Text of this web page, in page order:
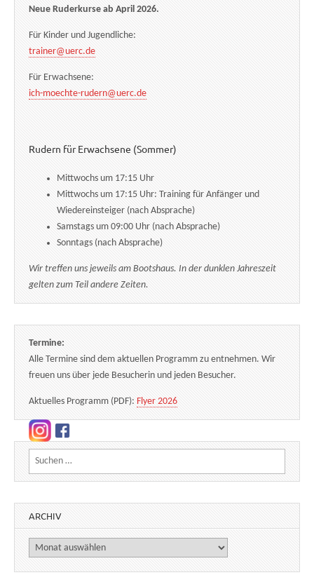
Neue Ruderkurse ab April 2026.
Für Kinder und Jugendliche:
trainer@uerc.de
Für Erwachsene:
ich-moechte-rudern@uerc.de
Rudern für Erwachsene (Sommer)
Mittwochs um 17:15 Uhr
Mittwochs um 17:15 Uhr: Training für Anfänger und
Wiedereinsteiger (nach Absprache)
Samstags um 09:00 Uhr (nach Absprache)
Sonntags (nach Absprache)
Wir treffen uns jeweils am Bootshaus. In der dunklen Jahreszeit
gelten zum Teil andere Zeiten.
Termine:
Alle Termine sind dem aktuellen Programm zu entnehmen. Wir
freuen uns über jede Besucherin und jeden Besucher.
Aktuelles Programm (PDF): Flyer 2026
Suchen nach:
ARCHIV
Archiv